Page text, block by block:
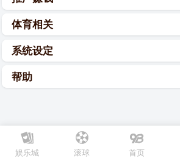
体育相关
系统设定
帮助
娱乐城 滚球